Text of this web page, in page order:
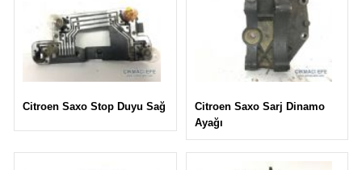
Citroen Saxo Stop Duyu Sağ
Citroen Saxo Sarj Dinamo
Ayağı